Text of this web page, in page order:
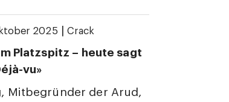
2025 Crack
Platzspitz – heute sagt
vu»
Mitbegründer der Arud,